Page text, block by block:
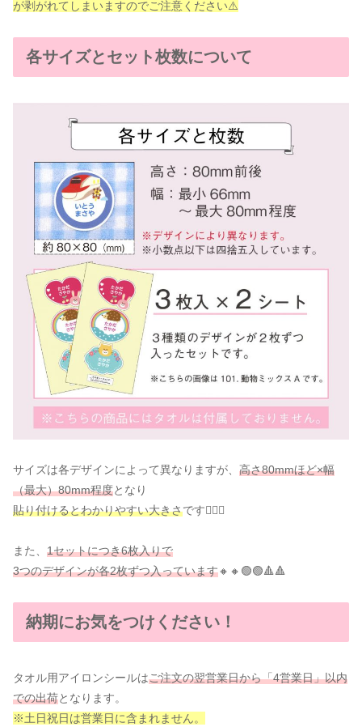
が剥がれてしまいますのでご注意ください⚠️
各サイズとセット枚数について
サイズは各デザインによって異なりますが、 高さ80mmほど×幅
（最大）80mm程度となり
貼り付けるとわかりやすい大きさです👌🏻🌟
また、 1セットにつき6枚入りで
3つのデザインが各2枚ずつ入っています🔸🔸🟢🟢🔺🔺
納期にお気をつけください！
タオル用アイロンシールはご注文の翌営業日から「4営業日」以内
での出荷となります。
※土日祝日は営業日に含まれません。